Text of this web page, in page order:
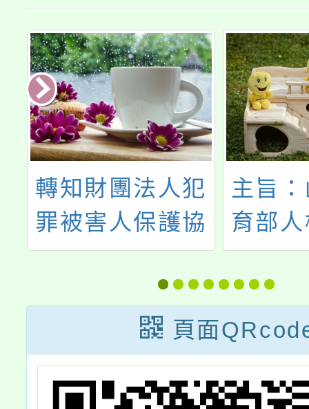
轉知財團法人犯
罪被害人保護協
會建置「開放式
轉介平臺」相關
資訊一案。
主旨
育部
正義
料庫
要點
育部
114年
頁面